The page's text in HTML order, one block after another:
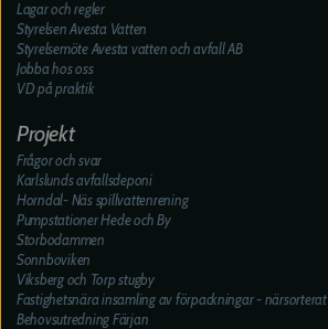
Lagar och regler
Styrelsen Avesta Vatten
Styrelsemöte Avesta vatten och avfall AB
Jobba hos oss
VD på praktik
Projekt
Frågor och svar
Karlslunds avfallsdeponi
Horndal- Näs spillvattenrening
Pumpstationer Hede och By
Storbodammen
Sonnboviken
Viksberg och Torp stugby
Fastighetsnära insamling av förpackningar - närsorterat
Behovsutredning Färjan